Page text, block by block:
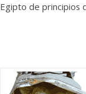
Egipto de principios